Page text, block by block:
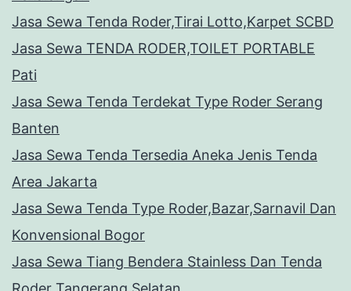
Jasa Sewa Tenda Roder,Tirai Lotto,Karpet SCBD
Jasa Sewa TENDA RODER,TOILET PORTABLE
Pati
Jasa Sewa Tenda Terdekat Type Roder Serang
Banten
Jasa Sewa Tenda Tersedia Aneka Jenis Tenda
Area Jakarta
Jasa Sewa Tenda Type Roder,Bazar,Sarnavil Dan
Konvensional Bogor
Jasa Sewa Tiang Bendera Stainless Dan Tenda